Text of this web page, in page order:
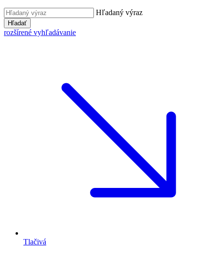
Hľadaný výraz
Hľadať
rozšírené vyhľadávanie
Tlačivá